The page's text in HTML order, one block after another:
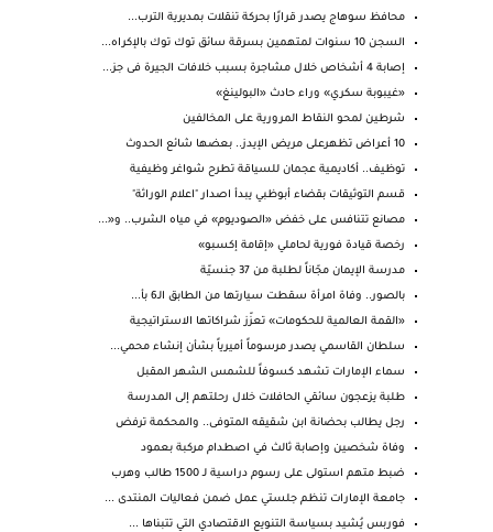
محافظ سوهاج يصدر قرارًا بحركة تنقلات بمديرية الترب...
السجن 10 سنوات لمتهمين بسرقة سائق توك توك بالإكراه...
إصابة 4 أشخاص خلال مشاجرة بسبب خلافات الجيرة فى جز...
«غيبوبة سكري» وراء حادث «البولينغ»
شرطين لمحو النقاط المرورية على المخالفين
10 أعراض تظهرعلى مريض الإيدز.. بعضها شائع الحدوث
توظيف.. أكاديمية عجمان للسياقة تطرح شواغر وظيفية
قسم التوثيقات بقضاء أبوظبي يبدأ اصدار "اعلام الوراثة"
مصانع تتنافس على خفض «الصوديوم» في مياه الشرب.. و«...
رخصة قيادة فورية لحاملي «إقامة إكسبو»
مدرسة الإيمان مجّاناً لطلبة من 37 جنسيّة
بالصور.. وفاة امرأة سقطت سيارتها من الطابق الـ6 بأ...
«القمة العالمية للحكومات» تعزّز شراكاتها الاستراتيجية
سلطان القاسمي يصدر مرسوماً أميرياً بشأن إنشاء محمي...
سماء الإمارات تشهد كسوفاً للشمس الشهر المقبل
طلبة يزعجون سائقي الحافلات خلال رحلتهم إلى المدرسة
رجل يطالب بحضانة ابن شقيقه المتوفى.. والمحكمة ترفض
وفاة شخصين وإصابة ثالث في اصطدام مركبة بعمود
ضبط متهم استولى على رسوم دراسية لـ 1500 طالب وهرب
جامعة الإمارات تنظم جلستي عمل ضمن فعاليات المنتدى ...
فوربس يُشيد بسياسة التنويع الاقتصادي التي تتبناها ...